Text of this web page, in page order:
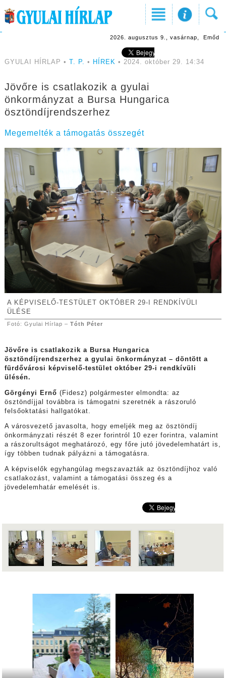
2026. augusztus 9., vasárnap, Emőd
GYULAI HÍRLAP • T. P. • HÍREK • 2024. október 29. 14:34
Jövőre is csatlakozik a gyulai
önkormányzat a Bursa Hungarica
ösztöndíjrendszerhez
Megemelték a támogatás összegét
A KÉPVISELŐ-TESTÜLET OKTÓBER 29-I RENDKÍVÜLI
ÜLÉSE
Fotó: Gyulai Hírlap – Tóth Péter
Jövőre is csatlakozik a Bursa Hungarica
ösztöndíjrendszerhez a gyulai önkormányzat – döntött a
fürdővárosi képviselő-testület október 29-i rendkívüli
ülésén.
Görgényi Ernő (Fidesz) polgármester elmondta: az
ösztöndíjjal továbbra is támogatni szeretnék a rászoruló
felsőoktatási hallgatókat.
A városvezető javasolta, hogy emeljék meg az ösztöndíj
önkormányzati részét 8 ezer forintról 10 ezer forintra, valamint
a rászorultságot meghatározó, egy főre jutó jövedelemhatárt is,
így többen tudnak pályázni a támogatásra.
A képviselők egyhangúlag megszavazták az ösztöndíjhoz való
csatlakozást, valamint a támogatási összeg és a
jövedelemhatár emelését is.